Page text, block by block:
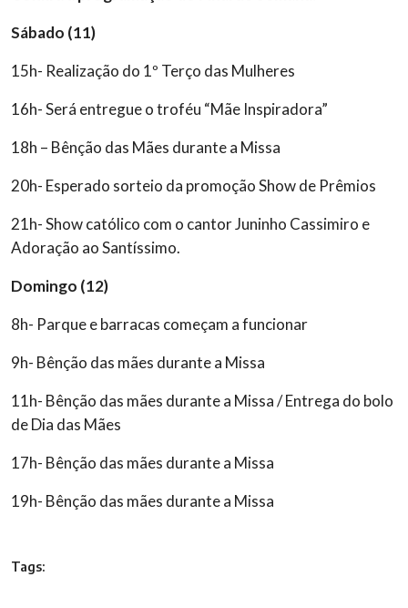
Sábado (11)
15h- Realização do 1º Terço das Mulheres
16h- Será entregue o troféu “Mãe Inspiradora”
18h – Bênção das Mães durante a Missa
20h- Esperado sorteio da promoção Show de Prêmios
21h- Show católico com o cantor Juninho Cassimiro e
Adoração ao Santíssimo.
Domingo (12)
8h- Parque e barracas começam a funcionar
9h- Bênção das mães durante a Missa
11h- Bênção das mães durante a Missa / Entrega do bolo
de Dia das Mães
17h- Bênção das mães durante a Missa
19h- Bênção das mães durante a Missa
Tags: